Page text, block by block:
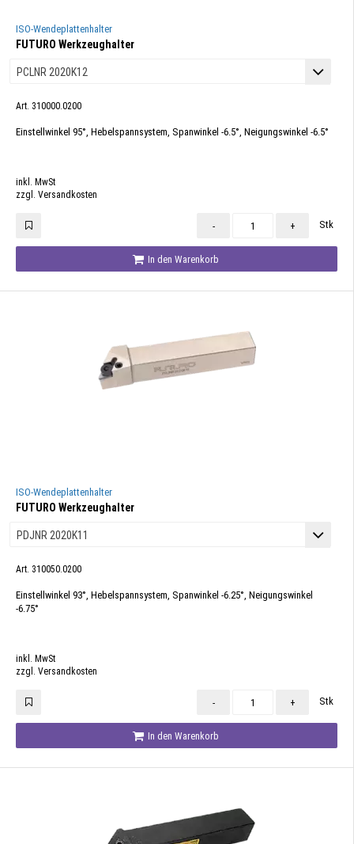
ISO-Wendeplattenhalter
FUTURO Werkzeughalter
Art. 310000.0200
Einstellwinkel 95°, Hebelspannsystem, Spanwinkel -6.5°, Neigungswinkel -6.5°
inkl. MwSt
zzgl. Versandkosten
- + Stk
In den Warenkorb
ISO-Wendeplattenhalter
FUTURO Werkzeughalter
Art. 310050.0200
Einstellwinkel 93°, Hebelspannsystem, Spanwinkel -6.25°, Neigungswinkel
-6.75°
inkl. MwSt
zzgl. Versandkosten
- + Stk
In den Warenkorb